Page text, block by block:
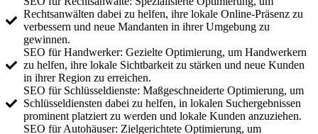
Rechtsanwälten dabei zu helfen, ihre lokale Online-Präsenz zu
verbessern und neue Mandanten in ihrer Umgebung zu
gewinnen.
SEO für Handwerker: Gezielte Optimierung, um Handwerkern
zu helfen, ihre lokale Sichtbarkeit zu stärken und neue Kunden
in ihrer Region zu erreichen.
SEO für Schlüsseldienste: Maßgeschneiderte Optimierung, um
Schlüsseldiensten dabei zu helfen, in lokalen Suchergebnissen
prominent platziert zu werden und lokale Kunden anzuziehen.
SEO für Autohäuser: Zielgerichtete Optimierung, um